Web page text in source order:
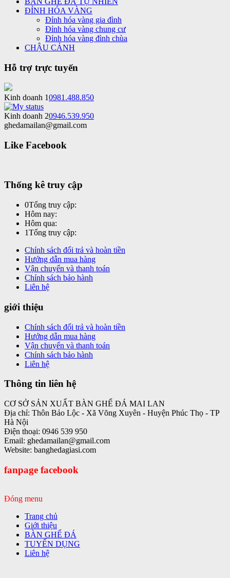
ĐỈNH HÓA VÀNG
Đỉnh hóa vàng gia đình
Đỉnh hóa vàng chung cư
Đỉnh hóa vàng đình chùa
CHẬU CẢNH
Hỗ trợ trực tuyến
Kinh doanh 10981.488.850
Kinh doanh 20946.539.950
ghedamailan@gmail.com
Like Facebook
Thống kê truy cập
0Tổng truy cập:
Hôm nay:
Hôm qua:
1Tổng truy cập:
Chính sách đổi trả và hoàn tiền
Hướng dẫn mua hàng
Vận chuyển và thanh toán
Chính sách bảo hành
Liên hệ
giới thiệu
Chính sách đổi trả và hoàn tiền
Hướng dẫn mua hàng
Vận chuyển và thanh toán
Chính sách bảo hành
Liên hệ
Thông tin liên hệ
CƠ SỞ SẢN XUẤT BÀN GHẾ ĐÁ MAI LAN
Địa chỉ: Thôn Bảo Lộc - Xã Võng Xuyên - Huyện Phúc Thọ - TP
Hà Nội
Điện thoại: 0946 539 950
Email: ghedamailan@gmail.com
Website: banghedagiasi.com
fanpage facebook
Đóng menu
Trang chủ
Giới thiệu
BÀN GHẾ ĐÁ
TUYỂN DỤNG
Liên hệ